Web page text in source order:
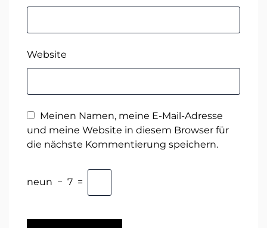
Website
Meinen Namen, meine E-Mail-Adresse
und meine Website in diesem Browser für
die nächste Kommentierung speichern.
neun − 7 =